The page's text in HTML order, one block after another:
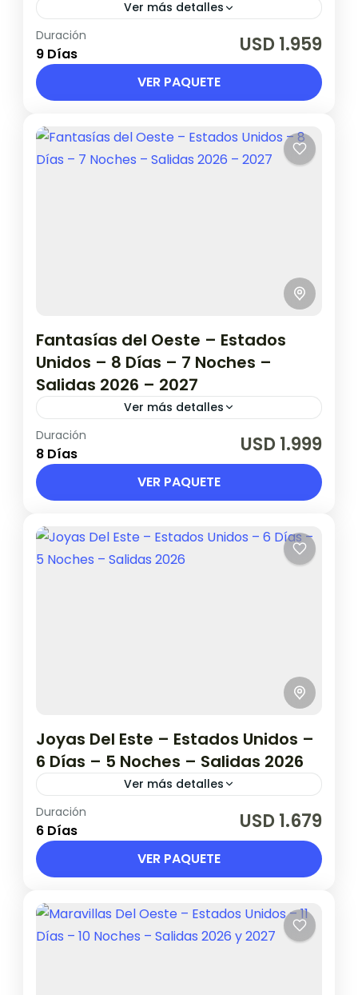
Ver más detalles
Validez hasta 12 de Abril de 2027.
Canadá
1 Persona en base doble
Duración
9 Días USD 1.959
VER PAQUETE
Fantasías del Oeste – Estados
Unidos – 8 Días – 7 Noches –
Salidas 2026 – 2027
Ver más detalles
Validez hasta 21 de Febrero de 2027
Estados Unidos
1 Persona en base doble
Duración
8 Días USD 1.999
VER PAQUETE
Joyas Del Este – Estados Unidos –
6 Días – 5 Noches – Salidas 2026
Ver más detalles
Validez hasta 19 de Marzo de 2027 Salidas
2026: ABRIL : 3 y 17 – MAYO: 1 y 8 – OCTUBRE:
30 – NOVIEMBRE: 6...
1 Persona en base doble
Duración
6 Días USD 1.679
VER PAQUETE